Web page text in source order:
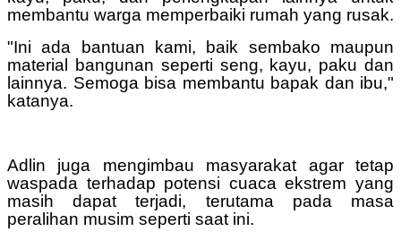
membantu warga memperbaiki rumah yang rusak.
"Ini ada bantuan kami, baik sembako maupun
material bangunan seperti seng, kayu, paku dan
lainnya. Semoga bisa membantu bapak dan ibu,"
katanya.
Adlin juga mengimbau masyarakat agar tetap
waspada terhadap potensi cuaca ekstrem yang
masih dapat terjadi, terutama pada masa
peralihan musim seperti saat ini.